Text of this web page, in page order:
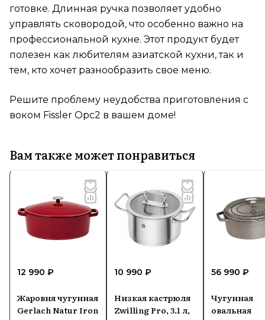
готовке. Длинная ручка позволяет удобно
управлять сковородой, что особенно важно на
профессиональной кухне. Этот продукт будет
полезен как любителям азиатской кухни, так и
тем, кто хочет разнообразить свое меню.
Решите проблему неудобства приготовления с
воком Fissler Opc2 в вашем доме!
Вам также может понравиться
12 990 ₽
Жаровня чугунная
Gerlach Natur Iron
10 990 ₽
Низкая кастрюля
Zwilling Pro, 3.1 л,
56 990 ₽
Чугунная
овальная